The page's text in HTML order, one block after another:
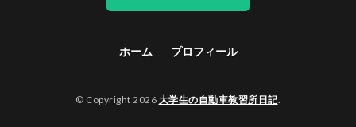
ホーム プロフィール
© Copyright 2026 大学生の自動車教習所日記.